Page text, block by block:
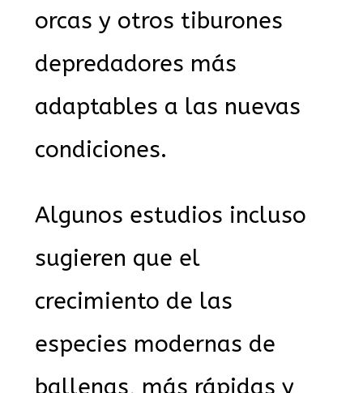
orcas y otros tiburones
depredadores más
adaptables a las nuevas
condiciones.
Algunos estudios incluso
sugieren que el
crecimiento de las
especies modernas de
ballenas, más rápidas y